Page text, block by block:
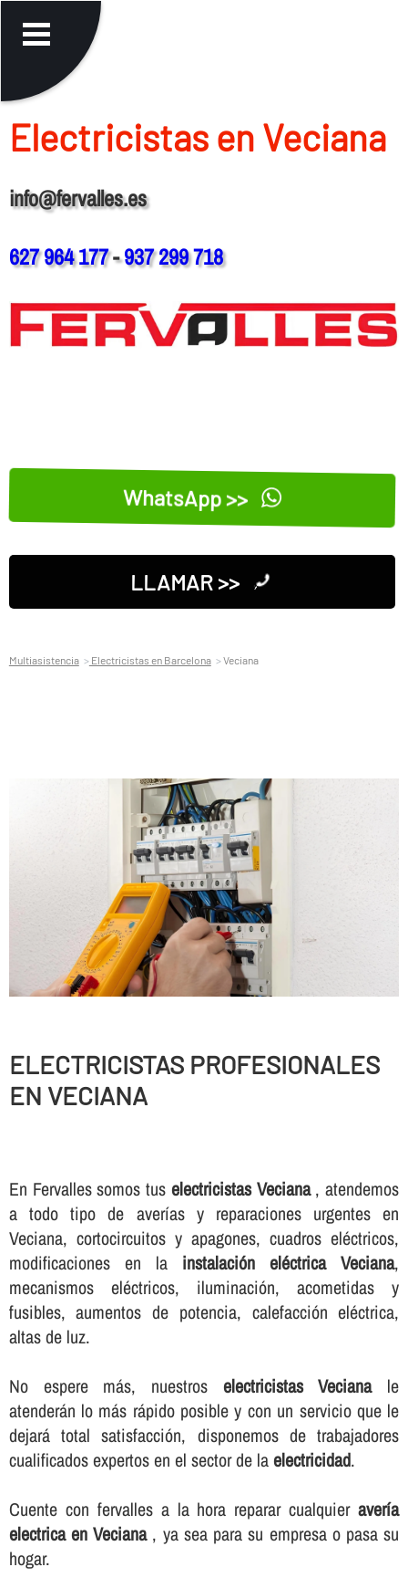
Electricistas en Veciana
info@fervalles.es
627 964 177-937 299 718
WhatsApp >>
LLAMAR >>
Multiasistencia Electricistas en Barcelona Veciana
ELECTRICISTAS PROFESIONALES
EN VECIANA
En Fervalles somos tus electricistas Veciana, atendemos
a todo tipo de averí­as y reparaciones urgentes en
Veciana, cortocircuitos y apagones, cuadros eléctricos,
modificaciones en la instalación eléctrica Veciana,
mecanismos eléctricos, iluminación, acometidas y
fusibles, aumentos de potencia, calefacción eléctrica,
altas de luz.
No espere más, nuestros electricistas Vecianale
atenderán lo más rápido posible y con un servicio que le
dejará total satisfacción, disponemos de trabajadores
cualificados expertos en el sector de laelectricidad.
Cuente con fervalles a la hora reparar cualquieraverí­a
electrica en Veciana, ya sea para su empresa o pasa su
hogar.